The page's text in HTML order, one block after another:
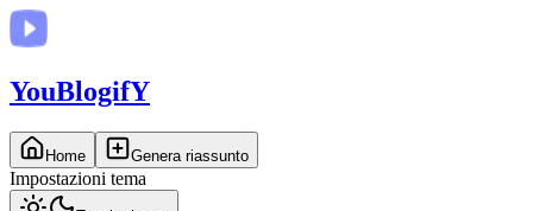
YouBlogifY
Home Genera riassunto
Impostazioni tema